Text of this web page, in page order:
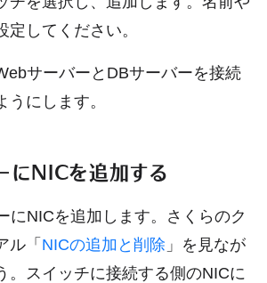
定してください。
サーバーとDBサーバーを接続
うにします。
にNICを追加する
にNICを追加します。さくらのク
ル「 NICの追加と削除 」を見なが
。スイッチに接続する側のNICに